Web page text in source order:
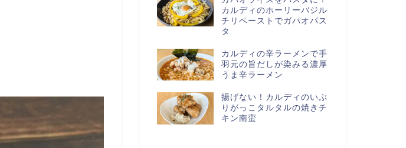
カルディのホーリーバジル
チリペーストでガパオパス
タ
カルディの辛ラーメンで手
羽元の旨だしが染みる濃厚
うま辛ラーメン
揚げない！カルディのいぶ
りがっこタルタルの焼きチ
キン南蛮